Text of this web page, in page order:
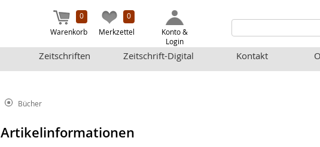
0
Warenkorb
0
Merkzettel
Konto &
Login
Zeitschriften Zeitschrift-Digital Kontakt
Bücher
Artikelinformationen